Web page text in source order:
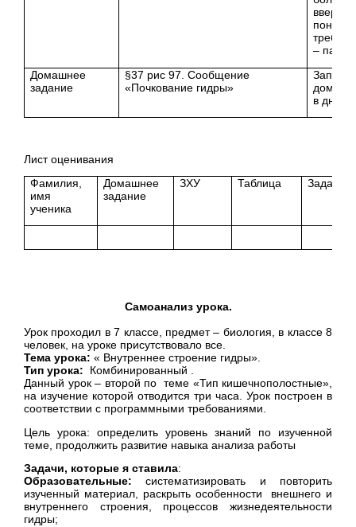
вверх,
понял –
–
Домашнее
задание
§37 рис 97. Сообщение
«Почкование гидры»
в
Лист оценивания
Фамилия,
имя
ученика
Домашнее
задание
ЗХУ Таблица Задание
Самоанализ урока.
Урок проходил в 7 классе, предмет – биология, в классе 8
человек, на уроке присутствовало все.
Тема урока: « Внутреннее строение гидры».
Тип урока: Комбинированный .
Данный урок – второй по теме «Тип кишечнополостные»,
на изучение которой отводится три часа. Урок построен в
соответствии с программными требованиями.
Цель урока: определить уровень знаний по изученной
теме, продолжить развитие навыка анализа работы
Задачи, которые я ставила:
Образовательные: систематизировать и повторить
изученный материал, раскрыть особенности внешнего и
внутреннего строения, процессов жизнедеятельности
гидры;